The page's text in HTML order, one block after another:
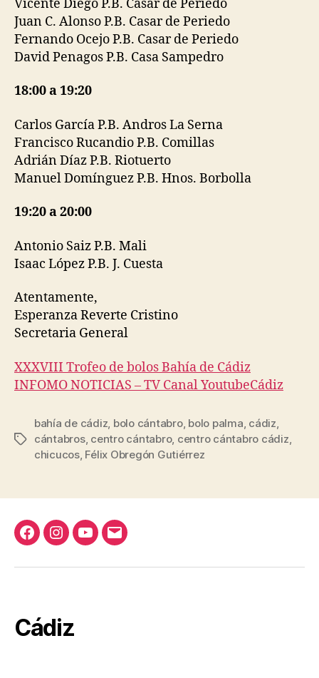
Vicente Diego P.B. Casar de Periedo
Juan C. Alonso P.B. Casar de Periedo
Fernando Ocejo P.B. Casar de Periedo
David Penagos P.B. Casa Sampedro
18:00 a 19:20
Carlos García P.B. Andros La Serna
Francisco Rucandio P.B. Comillas
Adrián Díaz P.B. Riotuerto
Manuel Domínguez P.B. Hnos. Borbolla
19:20 a 20:00
Antonio Saiz P.B. Mali
Isaac López P.B. J. Cuesta
Atentamente,
Esperanza Reverte Cristino
Secretaria General
XXXVIII Trofeo de bolos Bahía de Cádiz
INFOMO NOTICIAS – TV Canal YoutubeCádiz
Etiquetas
bahía de cádiz bolo cántabro, bolo palma cádiz
cántabros, centro cántabro, centro cántabro cádiz
chicucos, Félix Obregón Gutiérrez
FacebookInstagram
YouTubeCorreo
Cádiz